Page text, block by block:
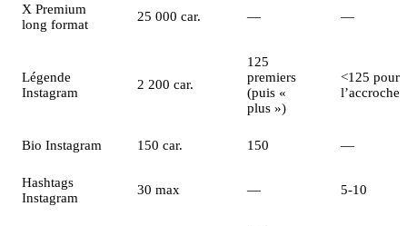
X Premium
long format
25 000 car. — —
Légende
Instagram
2 200 car.
125
premiers
(puis «
plus »)
<125 pour
l’accroche
Bio Instagram 150 car. 150 —
Hashtags
Instagram
30 max — 5-10